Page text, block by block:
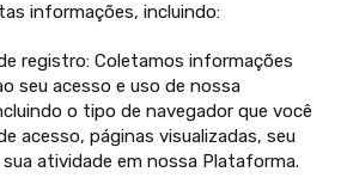
informações, incluindo:
registro: Coletamos informações
seu acesso e uso de nossa
o tipo de navegador que você
acesso, páginas visualizadas, seu
sua atividade em nossa Plataforma.